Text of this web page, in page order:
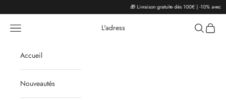
🎁 Livraison gratuite dès 100€ | -10% avec le
L'adress
Menu Recherche
Panier
Accueil
Nouveautés